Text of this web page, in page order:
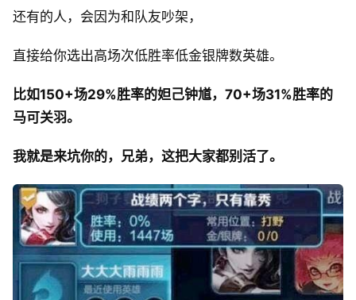
还有的人，会因为和队友吵架，
直接给你选出高场次低胜率低金银牌数英雄。
比如150+场29%胜率的妲己钟馗，70+场31%胜率的
马可关羽。
我就是来坑你的，兄弟，这把大家都别活了。